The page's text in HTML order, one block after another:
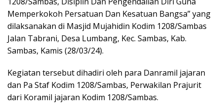
Memperkokoh Persatuan Dan Kesatuan Bangsa” yang
dilaksanakan di Masjid Mujahidin Kodim 1208/Sambas
Jalan Tabrani, Desa Lumbang, Kec. Sambas, Kab.
Sambas, Kamis (28/03/24).
Kegiatan tersebut dihadiri oleh para Danramil jajaran
dan Pa Staf Kodim 1208/Sambas, Perwakilan Prajurit
dari Koramil jajaran Kodim 1208/Sambas.